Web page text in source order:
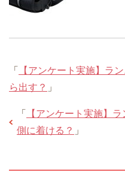
「
【アンケート実施】ラ
ら出す？ 」
「
【アンケート実施】
側に着ける？ 」